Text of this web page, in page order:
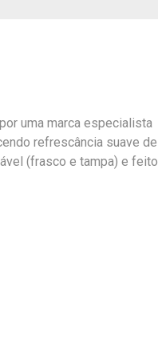
uma marca especialista
refrescância suave de
(frasco e tampa) e feito